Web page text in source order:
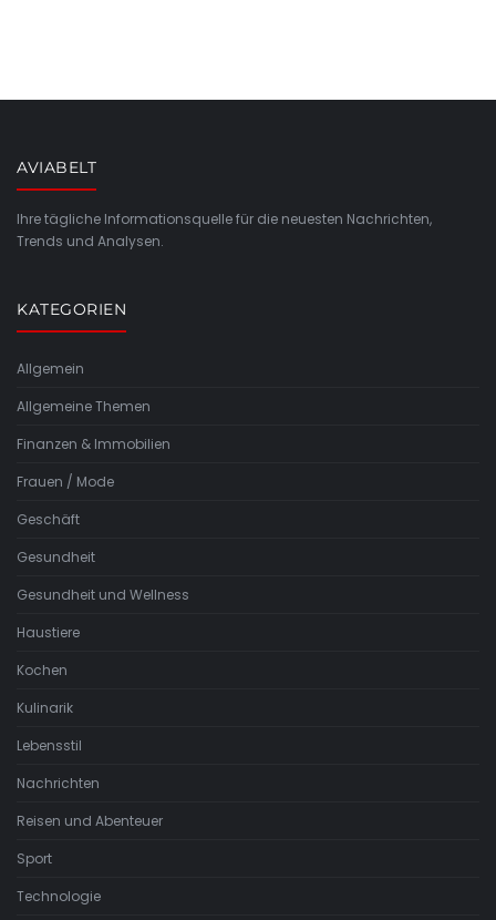
AVIABELT
Ihre tägliche Informationsquelle für die neuesten Nachrichten,
Trends und Analysen.
KATEGORIEN
Allgemein
Allgemeine Themen
Finanzen & Immobilien
Frauen / Mode
Geschäft
Gesundheit
Gesundheit und Wellness
Haustiere
Kochen
Kulinarik
Lebensstil
Nachrichten
Reisen und Abenteuer
Sport
Technologie